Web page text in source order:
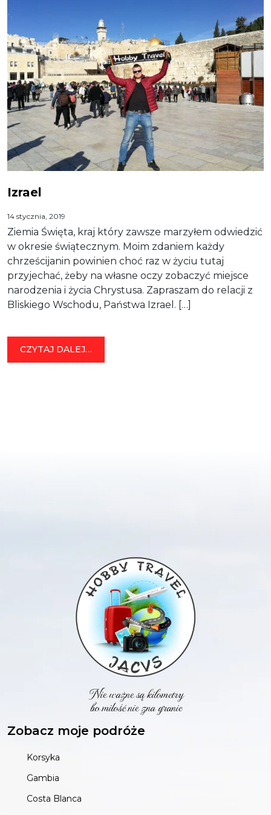
Izrael
14 stycznia, 2019
Ziemia Święta, kraj który zawsze marzyłem odwiedzić
w okresie świątecznym. Moim zdaniem każdy
chrześcijanin powinien choć raz w życiu tutaj
przyjechać, żeby na własne oczy zobaczyć miejsce
narodzenia i życia Chrystusa. Zapraszam do relacji z
Bliskiego Wschodu, Państwa Izrael. […]
CZYTAJ DALEJ…
Nie ważne są kilometry
bo miłość nie zna granic
Zobacz moje podróże
Korsyka
Gambia
Costa Blanca